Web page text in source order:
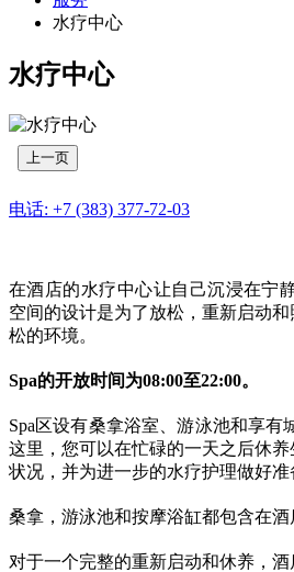
水疗中心
水疗中心
上一页
电话: +7 (383) 377-72-03
在酒店的水疗中心让自己沉浸在宁
空间的设计是为了放松，重新启动
松的环境。
Spa的开放时间为08:00至22:00。
Spa区设有桑拿浴室、游泳池和享有
这里，您可以在忙碌的一天之后休
状况，并为进一步的水疗护理做好准
桑拿，游泳池和按摩浴缸都包含在酒
对于一个完整的重新启动和休养，